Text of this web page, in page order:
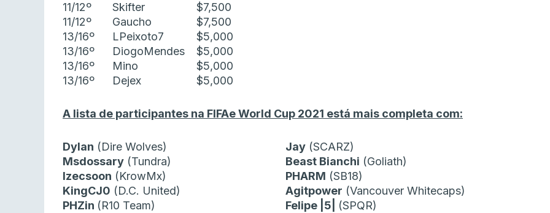
11/12º
Skifter
$7,500
11/12º
Gaucho
$7,500
13/16º
LPeixoto7
$5,000
13/16º
DiogoMendes
$5,000
13/16º
Mino
$5,000
13/16º
Dejex $5,000
A lista de participantes na FIFAe World Cup 2021 está mais completa com:
Dylan (Dire Wolves) Jay (SCARZ)
Msdossary (Tundra) Beast Bianchi (Goliath)
Izecsoon (KrowMx) PHARM (SB18)
KingCJ0 (D.C. United) Agitpower (Vancouver Whitecaps)
PHZin (R10 Team) Felipe |5| (SPQR)